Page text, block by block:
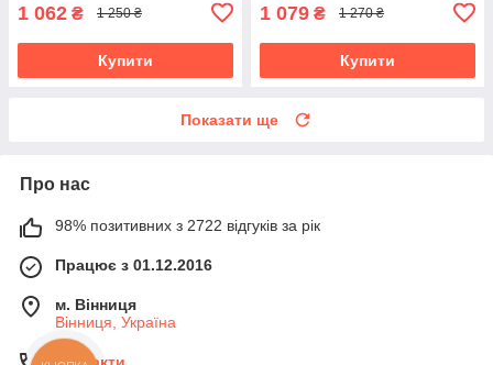
1 062 ₴ 1 250 ₴
Купити
1 079 ₴ 1 270 ₴
Купити
Показати ще
Про нас
98% позитивних з 2722 відгуків за рік
Працює з 01.12.2016
м. Вінниця
Вінниця, Україна